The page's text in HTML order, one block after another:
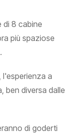
di 8 cabine
più spaziose
, l'esperienza a
ben diversa dalle
di goderti